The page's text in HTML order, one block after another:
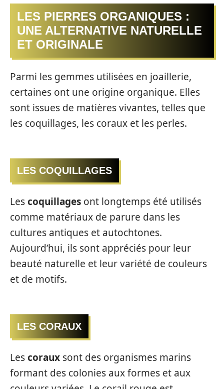
LES PIERRES ORGANIQUES :
UNE ALTERNATIVE NATURELLE
ET ORIGINALE
Parmi les gemmes utilisées en joaillerie,
certaines ont une origine organique. Elles
sont issues de matières vivantes, telles que
les coquillages, les coraux et les perles.
LES COQUILLAGES
Lescoquillages ont longtemps été utilisés
comme matériaux de parure dans les
cultures antiques et autochtones.
Aujourd’hui, ils sont appréciés pour leur
beauté naturelle et leur variété de couleurs
et de motifs.
LES CORAUX
Lescoraux sont des organismes marins
formant des colonies aux formes et aux